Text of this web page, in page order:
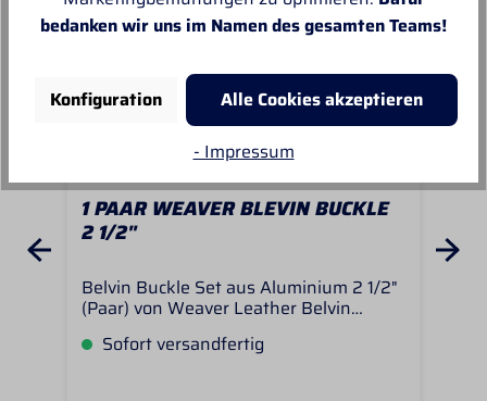
1 PAAR WEAVER BLEVIN BUCKLE
2 1/2"
Belvin Buckle Set aus Aluminium 2 1/2"
(Paar) von Weaver Leather Belvin
bei den Fendern vom Westernsattel
Sofort versandfertig
bedanken wir uns im Namen des gesamten Teams!
Konfiguration
Alle Cookies akzeptieren
- Impressum